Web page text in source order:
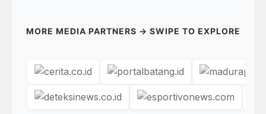
MORE MEDIA PARTNERS → SWIPE TO EXPLORE